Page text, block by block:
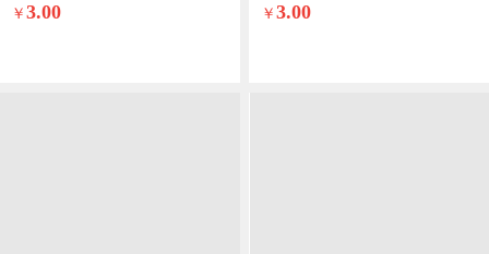
￥3.00
￥ 3.00